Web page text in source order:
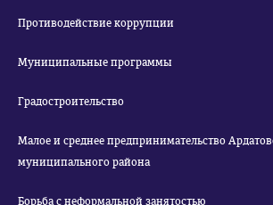
Противодействие коррупции
Муниципальные программы
Градостроительство
Малое и среднее предпринимательство
муниципального района
Борьба с неформальной занятостью